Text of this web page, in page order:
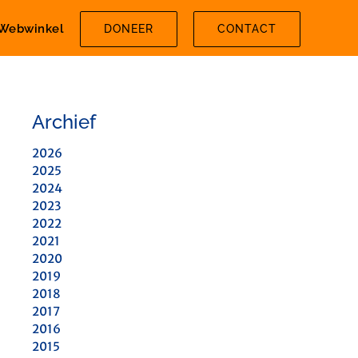
DONEER CONTACT
Archief
2026
2025
2024
2023
2022
2021
2020
2019
2018
2017
2016
2015